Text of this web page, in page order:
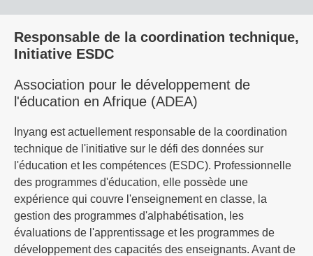
Responsable de la coordination technique,
Initiative ESDC
Association pour le développement de
l'éducation en Afrique (ADEA)
Inyang est actuellement responsable de la coordination
technique de l'initiative sur le défi des données sur
l'éducation et les compétences (ESDC). Professionnelle
des programmes d'éducation, elle possède une
expérience qui couvre l'enseignement en classe, la
gestion des programmes d'alphabétisation, les
évaluations de l'apprentissage et les programmes de
développement des capacités des enseignants. Avant de